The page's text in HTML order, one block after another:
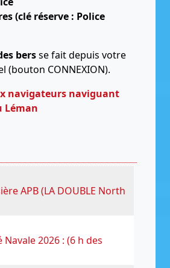
(clé réserve : Police
bersse fait depuis votre
(bouton CONNEXION).
navigateurs naviguant
Léman
APB (LA DOUBLE North
2026 : (6 h des